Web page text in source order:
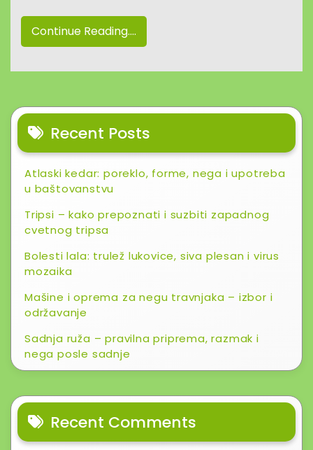
Continue Reading....
Recent Posts
Atlaski kedar: poreklo, forme, nega i upotreba
u baštovanstvu
Tripsi – kako prepoznati i suzbiti zapadnog
cvetnog tripsa
Bolesti lala: trulež lukovice, siva plesan i virus
mozaika
Mašine i oprema za negu travnjaka – izbor i
održavanje
Sadnja ruža – pravilna priprema, razmak i
nega posle sadnje
Recent Comments